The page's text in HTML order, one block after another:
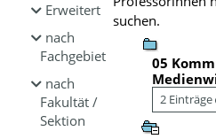
Erweitert
nach
Fachgebiet
nach
Fakultät /
Sektion
suchen.
05
2 Einträge